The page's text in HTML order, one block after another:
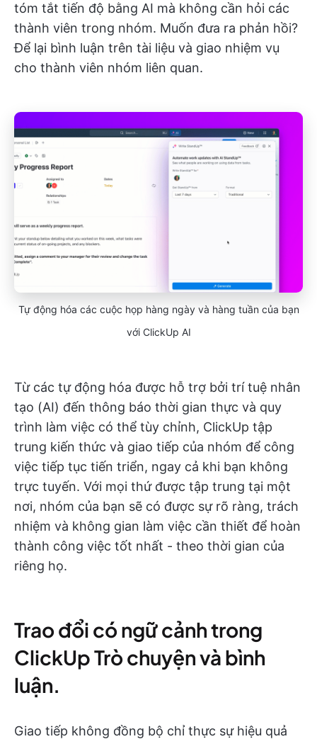
tóm tắt tiến độ bằng AI mà không cần hỏi các
thành viên trong nhóm. Muốn đưa ra phản hồi?
Để lại bình luận trên tài liệu và giao nhiệm vụ
cho thành viên nhóm liên quan.
Tự động hóa các cuộc họp hàng ngày và hàng tuần của bạn
với ClickUp AI
Từ các tự động hóa được hỗ trợ bởi trí tuệ nhân
tạo (AI) đến thông báo thời gian thực và quy
trình làm việc có thể tùy chỉnh, ClickUp tập
trung kiến thức và giao tiếp của nhóm để công
việc tiếp tục tiến triển, ngay cả khi bạn không
trực tuyến. Với mọi thứ được tập trung tại một
nơi, nhóm của bạn sẽ có được sự rõ ràng, trách
nhiệm và không gian làm việc cần thiết để hoàn
thành công việc tốt nhất - theo thời gian của
riêng họ.
Trao đổi có ngữ cảnh trong
ClickUp Trò chuyện và bình
luận.
Giao tiếp không đồng bộ chỉ thực sự hiệu quả